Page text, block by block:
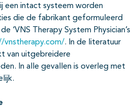
een intact systeem worden
die de fabrikant geformuleerd
‘VNS Therapy System Physician’s
vnstherapy.com/. In de literatuur
van uitgebreidere
In alle gevallen is overleg met